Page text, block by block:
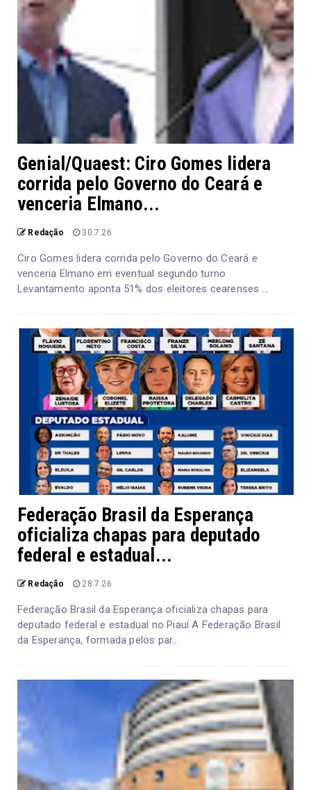
Genial/Quaest: Ciro Gomes lidera
corrida pelo Governo do Ceará e
venceria Elmano...
Redação 30.7.26
Ciro Gomes lidera corrida pelo Governo do Ceará e
venceria Elmano em eventual segundo turno
Levantamento aponta 51% dos eleitores cearenses ...
Federação Brasil da Esperança
oficializa chapas para deputado
federal e estadual...
Redação 28.7.26
Federação Brasil da Esperança oficializa chapas para
deputado federal e estadual no Piauí A Federação Brasil
da Esperança, formada pelos par...